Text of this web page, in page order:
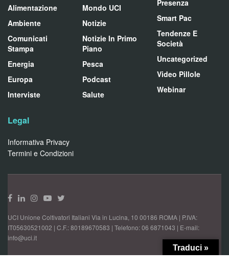
Alimentazione
Ambiente
Comunicati
Stampa
Energia
Europa
Interviste
Mondo UCI
Notizie
Notizie In Primo
Piano
Pesca
Podcast
Salute
Presenza
Smart Pac
Tendenze E
Società
Uncategorized
Video Pillole
Webinar
Legal
Informativa Privacy
Termini e Condizioni
UCI Unione Coltivatori Italiani Via in Lucina, 10 00186 ROMA | P.IVA:
IT05630521002 | C.F.: 80189670583 | Telefono: 06 6871043 | E-mail:
info@uci.it
Traduci »